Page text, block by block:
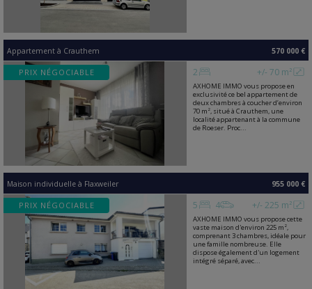
Appartement à Crauthem 570 000 €
PRIX NÉGOCIABLE +/- 70 m²
2
AXHOME IMMO vous propose en
exclusivité ce bel appartement de
deux chambres à coucher d’environ
70 m², situé à Crauthem, une
localité appartenant à la commune
de Roeser. Proc...
Maison individuelle à Flaxweiler 955 000 €
PRIX NÉGOCIABLE +/- 225 m²
5 4
AXHOME IMMO vous propose cette
vaste maison d'environ 225 m²,
comprenant 3 chambres, idéale pour
une famille nombreuse. Elle
dispose également d'un logement
intégré séparé, avec...